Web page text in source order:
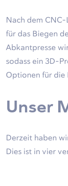
Nach dem CNC-
für das Biegen
Abkantpresse
sodass ein 3D-
Optionen für die
Unser
Derzeit haben
Dies ist in vier